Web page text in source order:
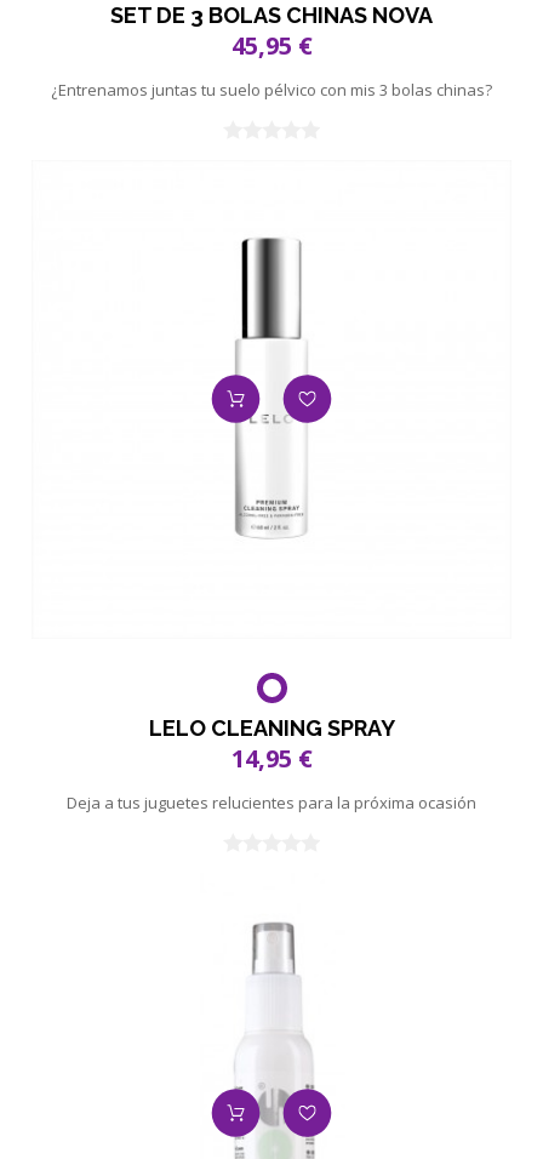
SET DE 3 BOLAS CHINAS NOVA
45,95 €
¿Entrenamos juntas tu suelo pélvico con mis 3 bolas chinas?
LELO CLEANING SPRAY
14,95 €
Deja a tus juguetes relucientes para la próxima ocasión